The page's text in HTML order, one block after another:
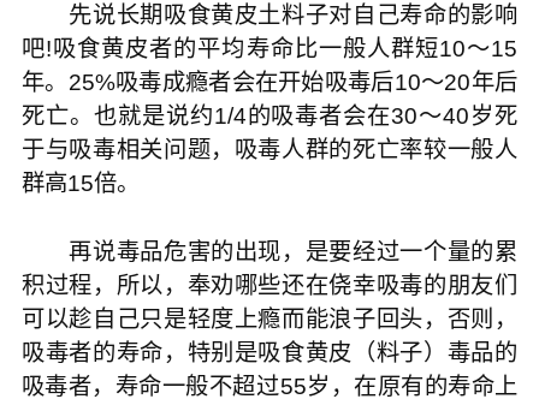
先说长期吸食黄皮土料子对自己寿命的影响
吧!吸食黄皮者的平均寿命比一般人群短10～15
年。25%吸毒成瘾者会在开始吸毒后10～20年后
死亡。也就是说约1/4的吸毒者会在30～40岁死
于与吸毒相关问题，吸毒人群的死亡率较一般人
群高15倍。
再说毒品危害的出现，是要经过一个量的累
积过程，所以，奉劝哪些还在侥幸吸毒的朋友们
可以趁自己只是轻度上瘾而能浪子回头，否则，
吸毒者的寿命，特别是吸食黄皮（料子）毒品的
吸毒者，寿命一般不超过55岁，在原有的寿命上